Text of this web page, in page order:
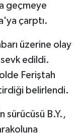
geçmeye
çarptı.
üzerine olay
edildi.
Feriştah
belirlendi.
sürücüsü B.Y.,